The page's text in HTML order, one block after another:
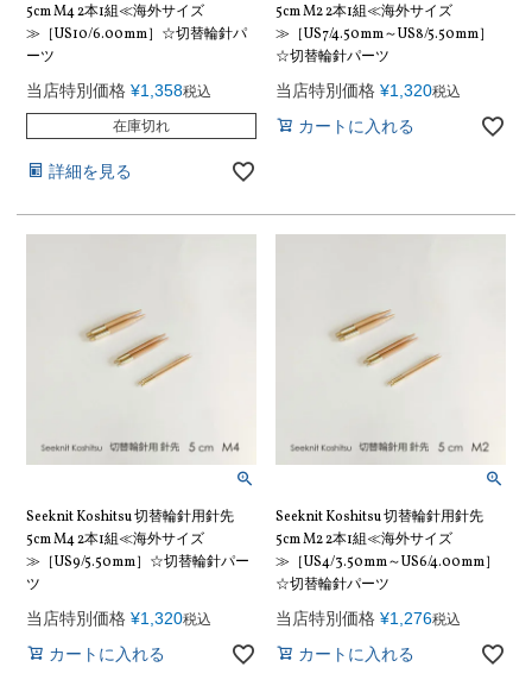
5cm M4 2本1組≪海外サイズ
≫［US10/6.00mm］☆切替輪針パ
ーツ
当店特別価格 ¥1,358税込
在庫切れ
詳細を見る
5cm M2 2本1組≪海外サイズ
≫［US7/4.50mm～US8/5.50mm］
☆切替輪針パーツ
当店特別価格 ¥1,320税込
カートに入れる
Seeknit Koshitsu 切替輪針用針先
5cm M4 2本1組≪海外サイズ
≫［US9/5.50mm］☆切替輪針パー
ツ
当店特別価格 ¥1,320税込
カートに入れる
Seeknit Koshitsu 切替輪針用針先
5cm M2 2本1組≪海外サイズ
≫［US4/3.50mm～US6/4.00mm］
☆切替輪針パーツ
当店特別価格 ¥1,276税込
カートに入れる